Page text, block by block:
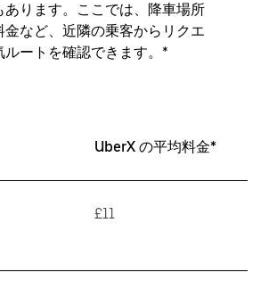
あります。ここでは、降車場所
など、近隣の乗客からリクエ
ルートを確認できます。*
UberX の平均料金*
£11